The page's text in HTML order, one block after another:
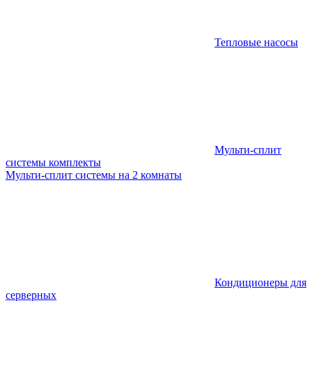
Тепловые насосы
Мульти-сплит
системы комплекты
Мульти-сплит системы на 2 комнаты
Кондиционеры для
серверных